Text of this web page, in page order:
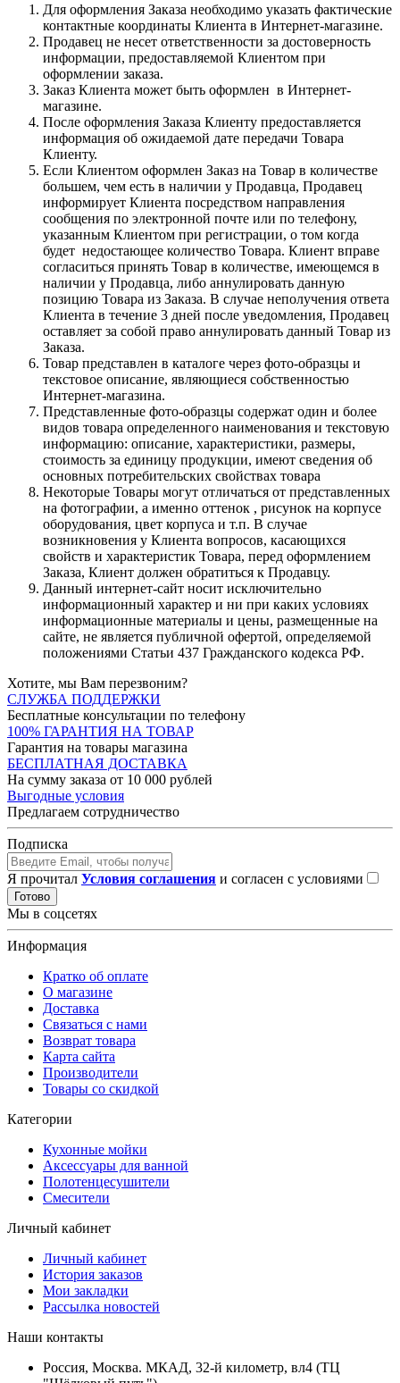
Для оформления Заказа необходимо указать фактические
контактные координаты Клиента в Интернет-магазине.
Продавец не несет ответственности за достоверность
информации, предоставляемой Клиентом при
оформлении заказа.
Заказ Клиента может быть оформлен в Интернет-
магазине.
После оформления Заказа Клиенту предоставляется
информация об ожидаемой дате передачи Товара
Клиенту.
Если Клиентом оформлен Заказ на Товар в количестве
большем, чем есть в наличии у Продавца, Продавец
информирует Клиента посредством направления
сообщения по электронной почте или по телефону,
указанным Клиентом при регистрации, о том когда
будет недостающее количество Товара. Клиент вправе
согласиться принять Товар в количестве, имеющемся в
наличии у Продавца, либо аннулировать данную
позицию Товара из Заказа. В случае неполучения ответа
Клиента в течение 3 дней после уведомления, Продавец
оставляет за собой право аннулировать данный Товар из
Заказа.
Товар представлен в каталоге через фото-образцы и
текстовое описание, являющиеся собственностью
Интернет-магазина.
Представленные фото-образцы содержат один и более
видов товара определенного наименования и текстовую
информацию: описание, характеристики, размеры,
стоимость за единицу продукции, имеют сведения об
основных потребительских свойствах товара
Некоторые Товары могут отличаться от представленных
на фотографии, а именно оттенок , рисунок на корпусе
оборудования, цвет корпуса и т.п. В случае
возникновения у Клиента вопросов, касающихся
свойств и характеристик Товара, перед оформлением
Заказа, Клиент должен обратиться к Продавцу.
Данный интернет-сайт носит исключительно
информационный характер и ни при каких условиях
информационные материалы и цены, размещенные на
сайте, не является публичной офертой, определяемой
положениями Статьи 437 Гражданского кодекса РФ.
Хотите, мы Вам перезвоним?
СЛУЖБА ПОДДЕРЖКИ
Бесплатные консультации по телефону
100% ГАРАНТИЯ НА ТОВАР
Гарантия на товары магазина
БЕСПЛАТНАЯ ДОСТАВКА
На сумму заказа от 10 000 рублей
Выгодные условия
Предлагаем сотрудничество
Подписка
Я прочитал Условия соглашения и согласен с условиями
Готово
Мы в соцсетях
Информация
Кратко об оплате
О магазине
Доставка
Связаться с нами
Возврат товара
Карта сайта
Производители
Товары со скидкой
Категории
Кухонные мойки
Аксессуары для ванной
Полотенцесушители
Смесители
Личный кабинет
Личный кабинет
История заказов
Мои закладки
Рассылка новостей
Наши контакты
Россия, Москва. МКАД, 32-й километр, вл4 (ТЦ